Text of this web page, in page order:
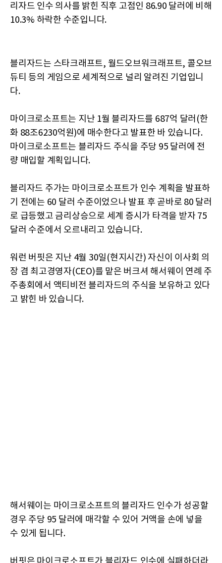
리자드 인수 의사를 밝힌 직후 고점인 86.90 달러에 비해
10.3% 하락한 수준입니다.
블리자드는 스타크래프트, 월드오브워크래프트, 콜오브
듀티 등의 게임으로 세계적으로 널리 알려진 기업입니
다.
마이크로소프트는 지난 1월 블리자드를 687억 달러(한
화 88조6230억원)에 매수한다고 발표한 바 있습니다.
마이크로소프트는 블리자드 주식을 주당 95 달러에 전
량 매입할 계획입니다.
블리자드 주가는 마이크로소프트가 인수 계획을 발표하
기 전에는 60 달러 수준이었으나 발표 후 곧바로 80 달러
로 급등했고 금리상승으로 세계 증시가 타격을 받자 75
달러 수준에서 오르내리고 있습니다.
워런 버핏은 지난 4월 30일(현지시간) 자신이 이사회 의
장 겸 최고경영자(CEO)를 맡은 버크셔 해서웨이 연례 주
주총회에서 액티비전 블리자드의 주식을 보유하고 있다
고 밝힌 바 있습니다.
해서웨이는 마이크로소프트의 블리자드 인수가 성공할
경우 주당 95 달러에 매각할 수 있어 거액을 손에 넣을
수 있게 됩니다.